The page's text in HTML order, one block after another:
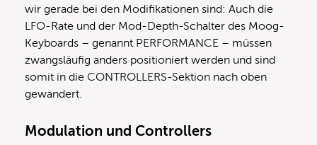
wir gerade bei den Modifikationen sind: Auch die
LFO-Rate und der Mod-Depth-Schalter des Moog-
Keyboards – genannt PERFORMANCE – müssen
zwangsläufig anders positioniert werden und sind
somit in die CONTROLLERS-Sektion nach oben
gewandert.
Modulation und Controllers